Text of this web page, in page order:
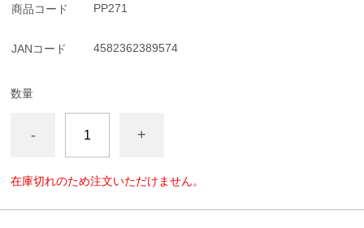
商品コード PP271
JANコード 4582362389574
数量
- +
在庫切れのため注文いただけません。